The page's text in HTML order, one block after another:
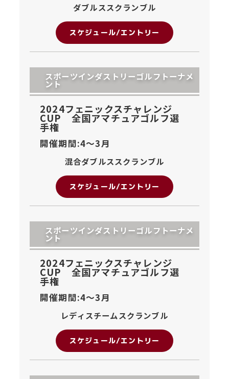
ダブルススクランブル
スケジュール/エントリー
スポーツインダストリーゴルフトーナメ
ント
2024フェニックスチャレンジ
CUP 全国アマチュアゴルフ選
手権
開催期間:4〜3月
混合ダブルススクランブル
スケジュール/エントリー
スポーツインダストリーゴルフトーナメ
ント
2024フェニックスチャレンジ
CUP 全国アマチュアゴルフ選
手権
開催期間:4〜3月
レディスチームスクランブル
スケジュール/エントリー